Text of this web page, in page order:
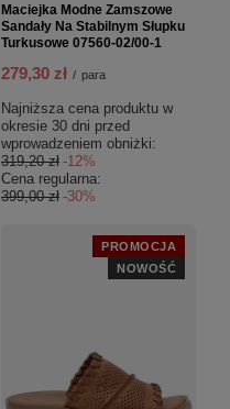
Maciejka Modne Zamszowe
Sandały Na Stabilnym Słupku
Turkusowe 07560-02/00-1
279,30 zł / para
Najniższa cena produktu w
okresie 30 dni przed
wprowadzeniem obniżki:
319,20 zł -12%
Cena regularna:
399,00 zł -30%
PROMOCJA
NOWOŚĆ